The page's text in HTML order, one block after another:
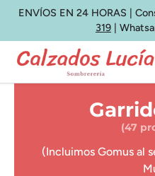
Ir al contenido
ENVÍOS EN 24 HORAS |
319 |
Buscar
Tipo de producto
(47
(Incluimos Gomus al